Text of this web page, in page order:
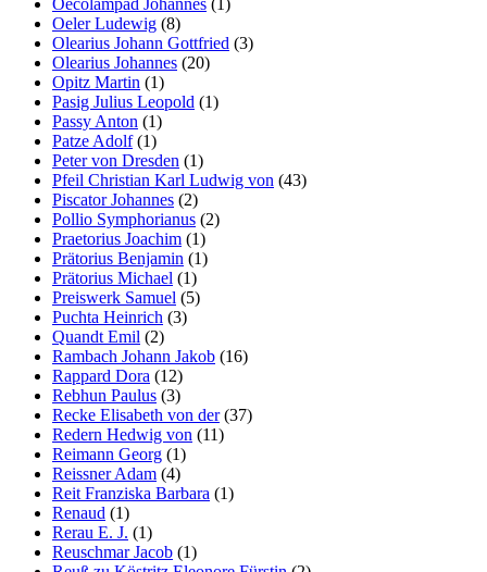
Oeler Ludewig (8)
Olearius Johann Gottfried (3)
Olearius Johannes (20)
Opitz Martin (1)
Pasig Julius Leopold (1)
Passy Anton (1)
Patze Adolf(1)
Peter von Dresden (1)
Pfeil Christian Karl Ludwig von (43)
Piscator Johannes (2)
Pollio Symphorianus (2)
Praetorius Joachim (1)
Prätorius Benjamin (1)
Prätorius Michael (1)
Preiswerk Samuel (5)
Puchta Heinrich (3)
Quandt Emil (2)
Rambach Johann Jakob (16)
Rappard Dora (12)
Rebhun Paulus (3)
Recke Elisabeth von der(37)
Redern Hedwig von (11)
Reimann Georg (1)
Reissner Adam (4)
Reit Franziska Barbara (1)
Renaud (1)
Rerau E. J. (1)
Reuschmar Jacob (1)